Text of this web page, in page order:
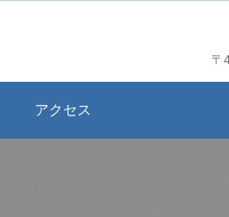
〒
アクセス